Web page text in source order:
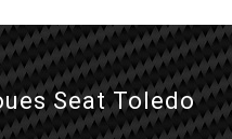
Seat Toledo